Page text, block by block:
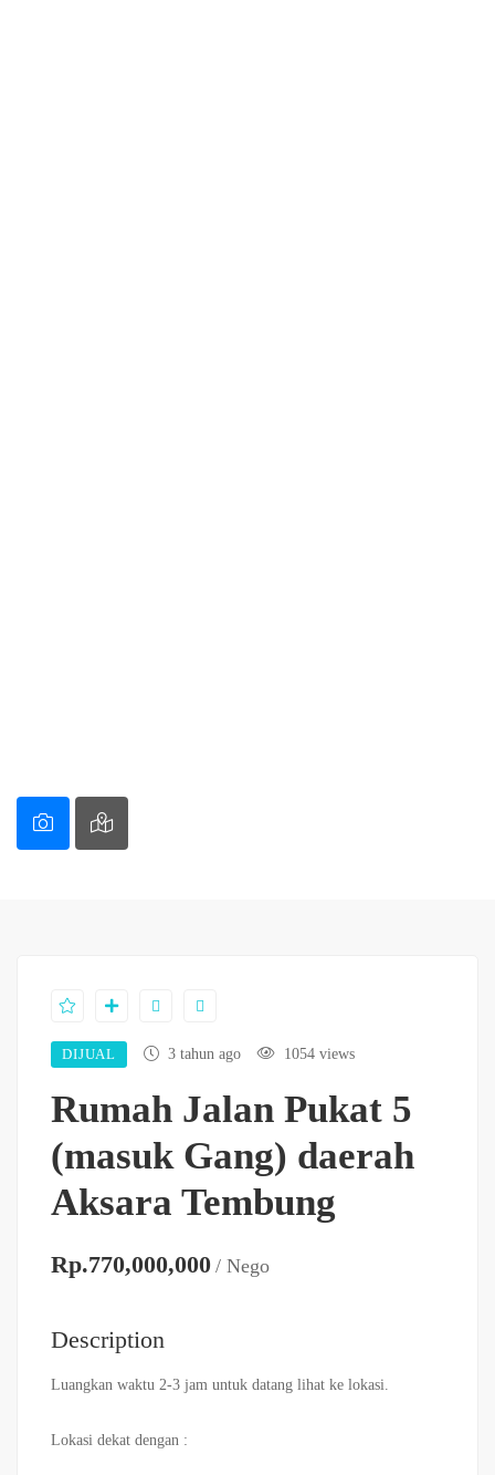
DIJUAL 3 tahun ago 1054 views
Rumah Jalan Pukat 5
(masuk Gang) daerah
Aksara Tembung
Rp.770,000,000 / Nego
Description
Luangkan waktu 2-3 jam untuk datang lihat ke lokasi.
Lokasi dekat dengan :